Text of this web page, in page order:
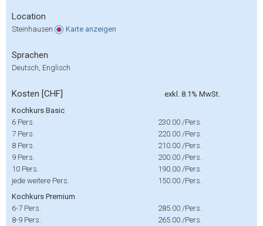
Location
Steinhausen Karte anzeigen
Sprachen
Deutsch, Englisch
Kosten [CHF]
exkl. 8.1% MwSt.
Kochkurs Basic
6 Pers.
230.00 /Pers.
7 Pers.
220.00 /Pers.
8 Pers.
210.00 /Pers.
9 Pers.
200.00 /Pers.
10 Pers.
190.00 /Pers.
jede weitere Pers.
150.00 /Pers.
Kochkurs Premium
6-7 Pers.
285.00 /Pers.
8-9 Pers.
265.00 /Pers.